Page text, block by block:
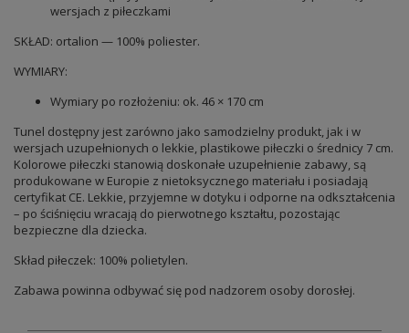
wersjach z piłeczkami
SKŁAD: ortalion — 100% poliester.
WYMIARY:
Wymiary po rozłożeniu: ok. 46 × 170 cm
Tunel dostępny jest zarówno jako samodzielny produkt, jak i w
wersjach uzupełnionych o lekkie, plastikowe piłeczki o średnicy 7 cm.
Kolorowe piłeczki stanowią doskonałe uzupełnienie zabawy, są
produkowane w Europie z nietoksycznego materiału i posiadają
certyfikat CE. Lekkie, przyjemne w dotyku i odporne na odkształcenia
– po ściśnięciu wracają do pierwotnego kształtu, pozostając
bezpieczne dla dziecka.
Skład piłeczek: 100% polietylen.
Zabawa powinna odbywać się pod nadzorem osoby dorosłej.